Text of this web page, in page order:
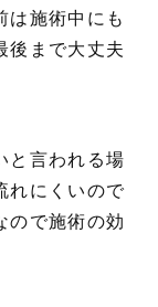
は施術中にも
後まで大丈夫
と言われる場
れにくいので
ので施術の効